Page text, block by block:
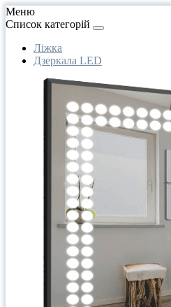
Меню
Список категорій
Ліжка
Дзеркала LED